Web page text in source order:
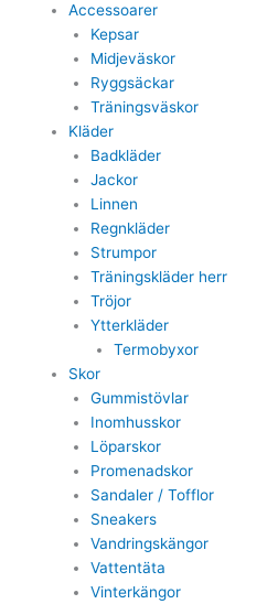
Accessoarer
Kepsar
Midjeväskor
Ryggsäckar
Träningsväskor
Kläder
Badkläder
Jackor
Linnen
Regnkläder
Strumpor
Träningskläder herr
Tröjor
Ytterkläder
Termobyxor
Skor
Gummistövlar
Inomhusskor
Löparskor
Promenadskor
Sandaler / Tofflor
Sneakers
Vandringskängor
Vattentäta
Vinterkängor